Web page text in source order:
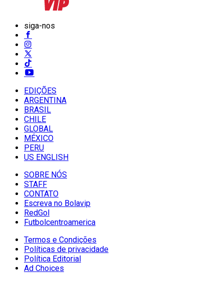
siga-nos
EDIÇÕES
ARGENTINA
BRASIL
CHILE
GLOBAL
MÉXICO
PERU
US ENGLISH
SOBRE NÓS
STAFF
CONTATO
Escreva no Bolavip
RedGol
Futbolcentroamerica
Termos e Condições
Políticas de privacidade
Política Editorial
Ad Choices